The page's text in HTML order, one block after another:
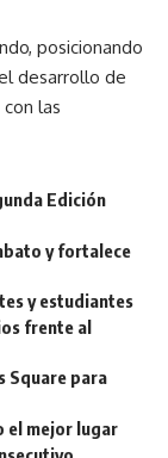
posicionando
desarrollo de
las
Edición
y fortalece
y estudiantes
frente al
Square para
el mejor lugar